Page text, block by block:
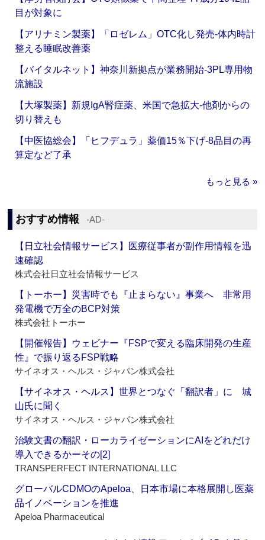
目が対象に
【アリナミン製薬】「ロゼレム」OTC化し発売‐体内時計
整える睡眠改善薬
【バイタルネット】神奈川新拠点が業務開始‐3PL専用物
流施設
【大塚製薬】新規IgA腎症薬、米国で急拡大‐他剤からの
切り替えも
【中医協総会】「ヒフデュラ」薬価15％下げ‐8品目の再
算定など了承
もっと見る »
おすすめ情報 ‐AD‐
【日立社会情報サービス】医療従事者が副作用情報を迅
速確認
株式会社日立社会情報サービス
【トーホー】災害時でも『止まらない』事業へ 非常用
発電機で万全のBCP対策
株式会社トーホー
【開催報告】ウェビナー『FSPで変える臨床開発の生産
性』で振り返るFSP戦略
サイネオス・ヘルス・ジャパン株式会社
【サイネオス・ヘルス】世界とつなぐ「翻訳者」に 城
山氏に聞く
サイネオス・ヘルス・ジャパン株式会社
治験文書の翻訳・ローカライゼーションにAIをどれだけ
導入できるかーその[2]
TRANSPERFECT INTERNATIONAL LLC
グローバルCDMOのApeloa、日本市場に本格展開し医薬
品イノベーションを推進
Apeloa Pharmaceutical